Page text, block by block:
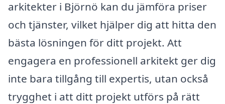
arkitekter i Björnö kan du jämföra priser
och tjänster, vilket hjälper dig att hitta den
bästa lösningen för ditt projekt. Att
engagera en professionell arkitekt ger dig
inte bara tillgång till expertis, utan också
trygghet i att ditt projekt utförs på rätt